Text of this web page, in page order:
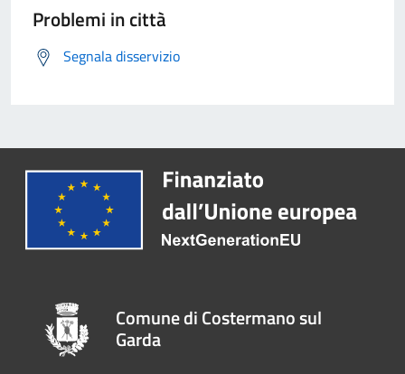
Problemi in città
Segnala disservizio
Comune di Costermano sul
Garda